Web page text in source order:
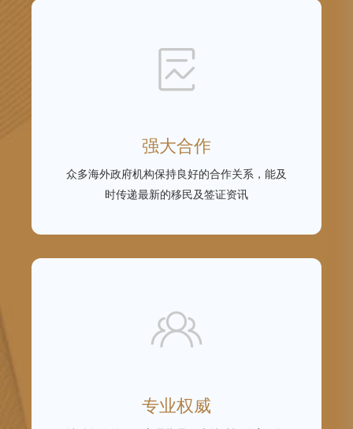
强大合作
众多海外政府机构保持良好的合作关系，能及
时传递最新的移民及签证资讯
专业权威